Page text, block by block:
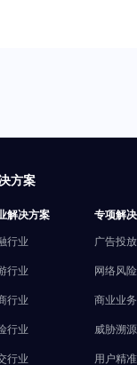
方案
解决方案
行业
行业
行业
行业
行业
专项解
广告投
网络风
商业业
威胁溯
用户精